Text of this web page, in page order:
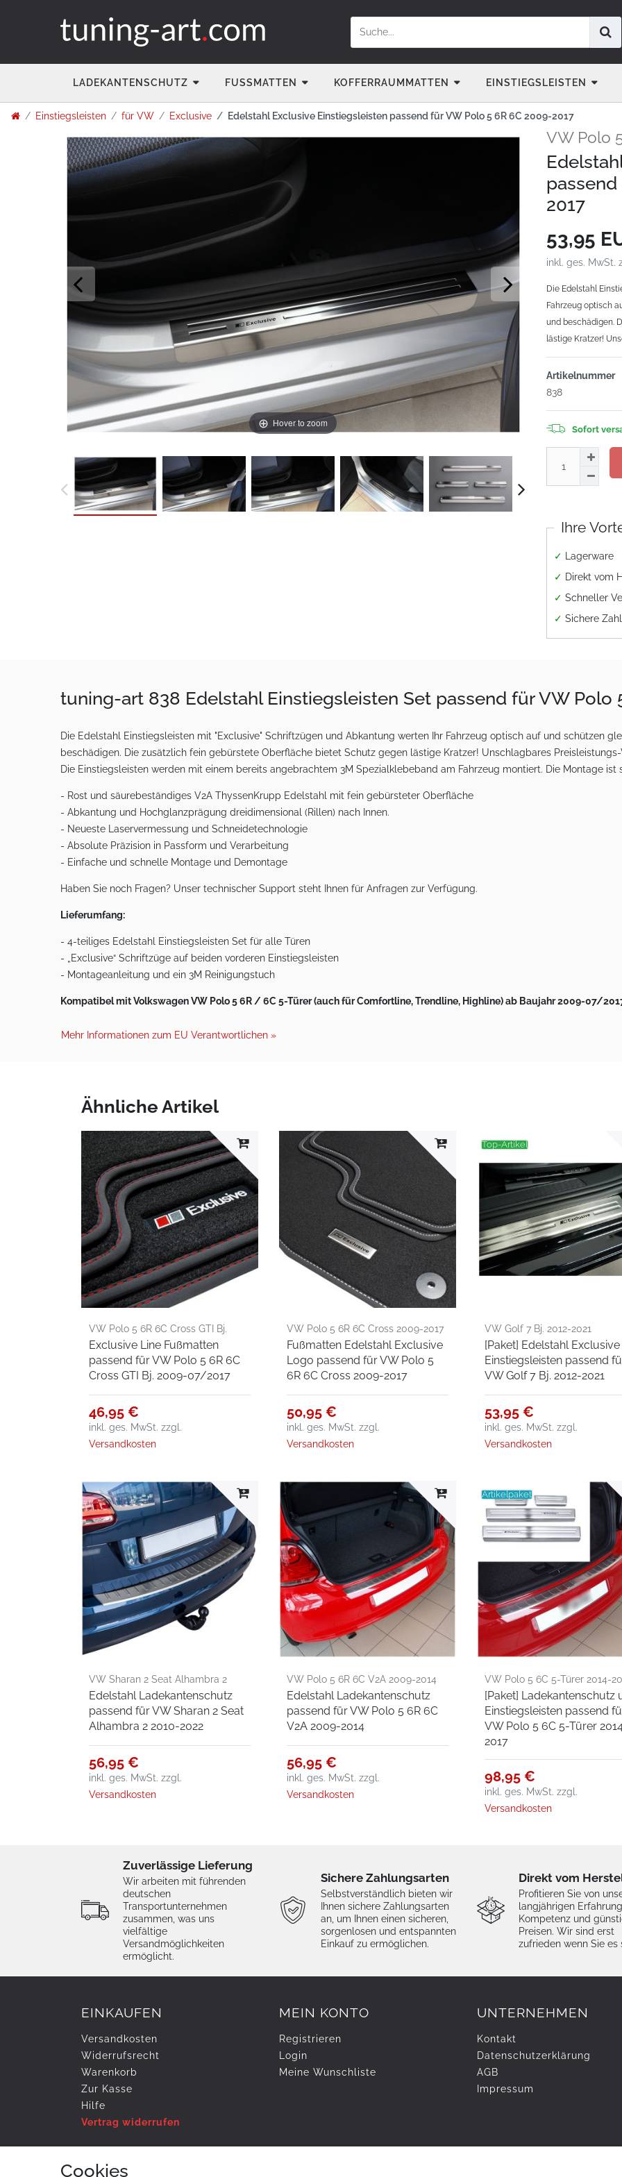
LADEKANTENSCHUTZ FUSSMATTEN KOFFERRAUMMATTEN EINSTIEGSLEISTEN
Einstiegsleisten für VW Exclusive Edelstahl Exclusive Einstiegsleisten passend für VW Polo 5 6R 6C 2009-2017
Hover to zoom
VW Polo
2017
53,95
inkl. ges. MwSt.
Die Edelstahl
Fahrzeug optisch
und beschädigen.
lästige Kratzer!
Artikelnummer
838
Sofort
Ihre
✓
Lagerware
✓ Direkt vom
✓ Schneller
✓ Sichere
tuning-art 838 Edelstahl Einstiegsleisten Set passend für VW Polo
Die Edelstahl Einstiegsleisten mit "Exclusive" Schriftzügen und Abkantung werten Ihr Fahrzeug optisch auf und schützen
beschädigen. Die zusätzlich fein gebürstete Oberfläche bietet Schutz gegen lästige Kratzer! Unschlagbares
Die Einstiegsleisten werden mit einem bereits angebrachtem 3M Spezialklebeband am Fahrzeug montiert. Die Montage
- Rost und säurebeständiges V2A ThyssenKrupp Edelstahl mit fein gebürsteter Oberfläche
- Abkantung und Hochglanzprägung dreidimensional (Rillen) nach Innen.
- Neueste Laservermessung und Schneidetechnologie
- Absolute Präzision in Passform und Verarbeitung
- Einfache und schnelle Montage und Demontage
Haben Sie noch Fragen? Unser technischer Support steht Ihnen für Anfragen zur Verfügung.
Lieferumfang:
- 4-teiliges Edelstahl Einstiegsleisten Set für alle Türen
- „Exclusive“ Schriftzüge auf beiden vorderen Einstiegsleisten
- Montageanleitung und ein 3M Reinigungstuch
Kompatibel mit Volkswagen VW Polo 5 6R / 6C 5-Türer (auch für Comfortline, Trendline, Highline)ab Baujahr 2009-07/
Mehr Informationen zum EU Verantwortlichen »
Ähnliche Artikel
VW Polo 5 6R 6C Cross GTI Bj.
2009-07/2017
Exclusive Line Fußmatten
passend für VW Polo 5 6R 6C
Cross GTI Bj. 2009-07/2017
46,95 €
inkl. ges. MwSt. zzgl.
Versandkosten
VW Polo 5 6R 6C Cross 2009-2017
Fußmatten Edelstahl Exclusive
Logo passend für VW Polo 5
6R 6C Cross 2009-2017
50,95 €
inkl. ges. MwSt. zzgl.
Versandkosten
Top-Artikel
VW Golf 7 Bj. 2012-2021
[Paket] Edelstahl Exclusive
Einstiegsleisten passend
VW Golf 7 Bj. 2012-2021
53,95 €
inkl. ges. MwSt. zzgl.
Versandkosten
VW Sharan 2 Seat Alhambra 2
2010-2022
Edelstahl Ladekantenschutz
passend für VW Sharan 2 Seat
Alhambra 2 2010-2022
56,95 €
inkl. ges. MwSt. zzgl.
Versandkosten
VW Polo 5 6R 6C V2A 2009-2014
Edelstahl Ladekantenschutz
passend für VW Polo 5 6R 6C
V2A 2009-2014
56,95 €
inkl. ges. MwSt. zzgl.
Versandkosten
Artikelpaket
VW Polo 5 6C 5-Türer 2014-
[Paket] Ladekantenschutz
Einstiegsleisten passend
VW Polo 5 6C 5-Türer
2017
98,95 €
inkl. ges. MwSt. zzgl.
Versandkosten
Zuverlässige Lieferung
Wir arbeiten mit führenden
deutschen
Transportunternehmen
zusammen, was uns
vielfältige
Versandmöglichkeiten
ermöglicht.
Sichere Zahlungsarten
Selbstverständlich bieten wir
Ihnen sichere Zahlungsarten
an, um Ihnen einen sicheren,
sorgenlosen und entspannten
Einkauf zu ermöglichen.
Direkt vom
Profitieren Sie von
langjährigen
Kompetenz und
Preisen. Wir sind erst
zufrieden wenn Sie es
EINKAUFEN
Versandkosten
Widerrufs­recht
Warenkorb
Zur Kasse
Hilfe
Vertrag widerrufen
MEIN KONTO
Registrieren
Login
Meine Wunschliste
UNTERNEHMEN
Kontakt
Daten­schutz­erklärung
AGB
Impressum
Cookies